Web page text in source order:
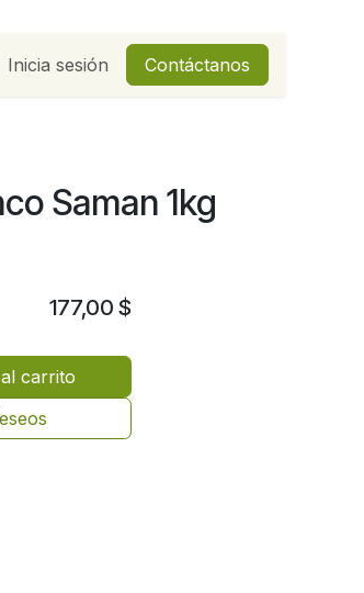
Inicia sesión Contáctanos
Saman 1kg
carrito
177,00 $